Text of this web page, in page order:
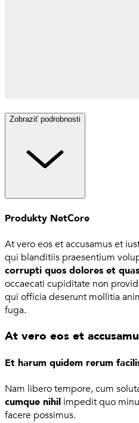
Zobraziť podrobnosti
Produkty NetCore
At vero eos et accusamus et
qui blanditiis praesentium
corrupti quos dolores et
occaecati cupiditate non
qui officia deserunt mollitia
fuga.
At vero eos et
Et harum quidem rerum
Nam libero tempore, cum
cumque nihil impedit quo
facere possimus.